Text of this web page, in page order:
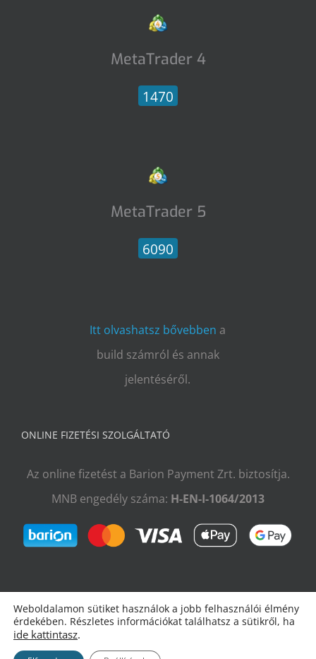
MetaTrader 4
1470
MetaTrader 5
6090
Itt olvashatsz bővebben a
build számról és annak
jelentéséről.
ONLINE FIZETÉSI SZOLGÁLTATÓ
Az online fizetést a Barion Payment Zrt. biztosítja.
MNB engedély száma: H-EN-I-1064/2013
Weboldalamon sütiket használok a jobb felhasználói élmény
érdekében. Részletes információkat találhatsz a sütikről, ha
ide kattintasz.